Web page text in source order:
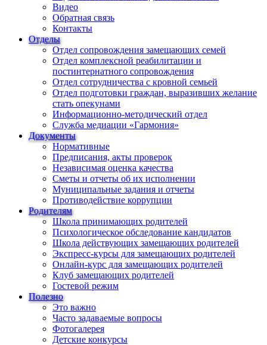
Видео
Обратная связь
Контакты
Отделы
Отдел сопровождения замещающих семей
Отдел комплексной реабилитации и
постинтернатного сопровождения
Отдел сотрудничества с кровной семьей
Отдел подготовки граждан, выразивших желание
стать опекунами
Информационно-методический отдел
Служба медиации «Гармония»
Документы
Нормативные
Предписания, акты проверок
Независимая оценка качества
Сметы и отчеты об их исполнении
Муниципальные задания и отчеты
Противодействие коррупции
Родителям
Школа принимающих родителей
Психологическое обследование кандидатов
Школа действующих замещающих родителей
Экспресс-курсы для замещающих родителей
Онлайн-курс для замещающих родителей
Клуб замещающих родителей
Гостевой режим
Полезно
Это важно
Часто задаваемые вопросы
Фотогалерея
Детские конкурсы